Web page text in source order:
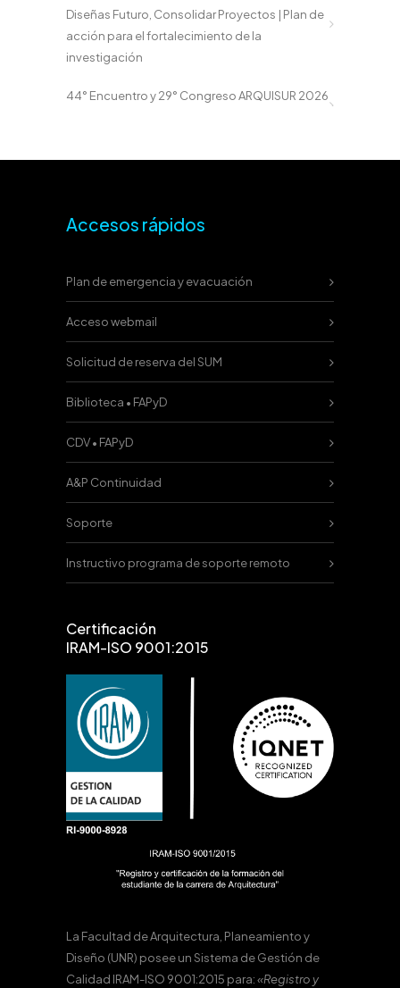
Diseñas Futuro, Consolidar Proyectos | Plan de
acción para el fortalecimiento de la
investigación
44° Encuentro y 29° Congreso ARQUISUR 2026
Accesos rápidos
Plan de emergencia y evacuación
Acceso webmail
Solicitud de reserva del SUM
Biblioteca • FAPyD
CDV • FAPyD
A&P Continuidad
Soporte
Instructivo programa de soporte remoto
Certificación
IRAM-ISO 9001:2015
La Facultad de Arquitectura, Planeamiento y
Diseño (UNR) posee un Sistema de Gestión de
Calidad IRAM-ISO 9001:2015 para:«Registro y